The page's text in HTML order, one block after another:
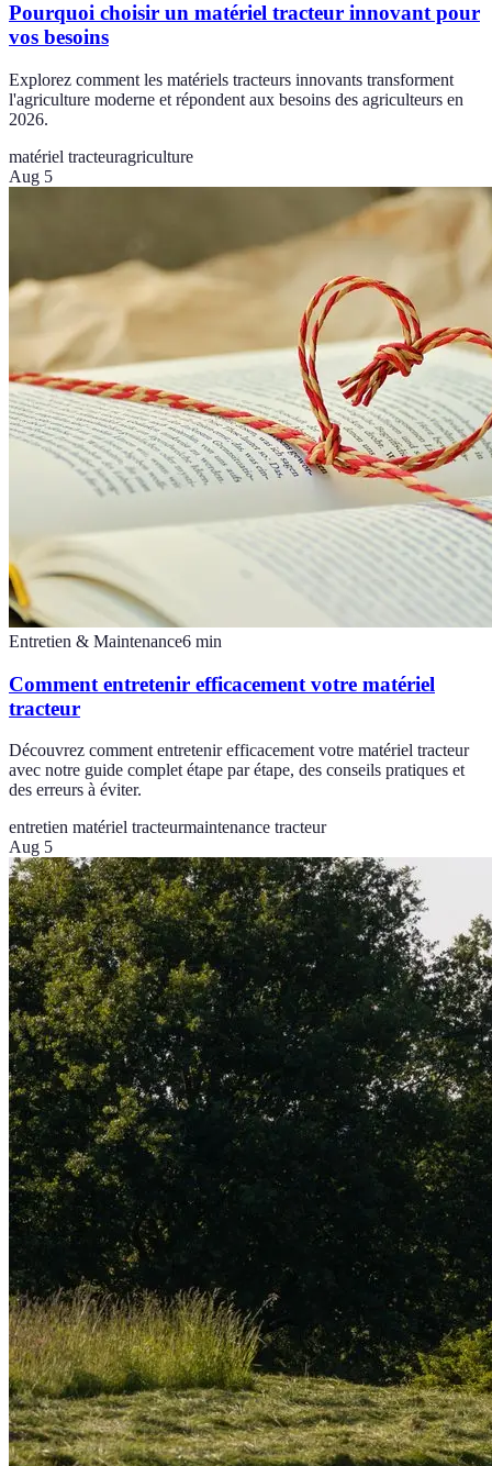
Pourquoi choisir un matériel tracteur innovant pour
vos besoins
Explorez comment les matériels tracteurs innovants transforment
l'agriculture moderne et répondent aux besoins des agriculteurs en
2026.
matériel tracteuragriculture
Aug 5
Entretien & Maintenance6 min
Comment entretenir efficacement votre matériel
tracteur
Découvrez comment entretenir efficacement votre matériel tracteur
avec notre guide complet étape par étape, des conseils pratiques et
des erreurs à éviter.
entretien matériel tracteurmaintenance tracteur
Aug 5